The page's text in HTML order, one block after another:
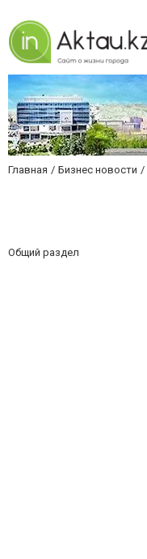
Главная Бизнес новости
Общий раздел